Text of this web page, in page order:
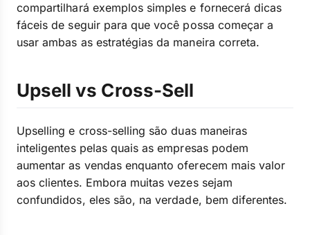
compartilhará exemplos simples e fornecerá dicas
fáceis de seguir para que você possa começar a
usar ambas as estratégias da maneira correta.
Upsell vs Cross-Sell
Upselling e cross-selling são duas maneiras
inteligentes pelas quais as empresas podem
aumentar as vendas enquanto oferecem mais valor
aos clientes. Embora muitas vezes sejam
confundidos, eles são, na verdade, bem diferentes.